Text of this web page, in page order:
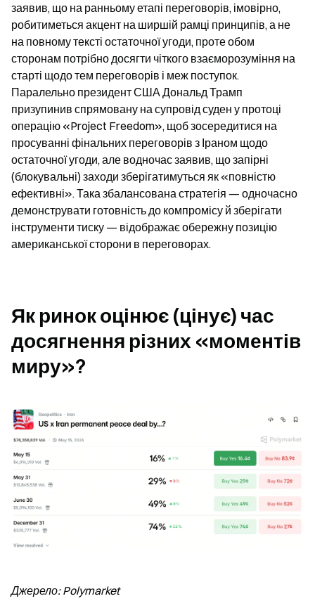
заявив, що на ранньому етапі переговорів, імовірно,
робитиметься акцент на ширшій рамці принципів, а не
на повному тексті остаточної угоди, проте обом
сторонам потрібно досягти чіткого взаєморозуміння на
старті щодо тем переговорів і меж поступок.
Паралельно президент США Дональд Трамп
призупинив спрямовану на супровід суден у протоці
операцію «Project Freedom», щоб зосередитися на
просуванні фінальних переговорів з Іраном щодо
остаточної угоди, але водночас заявив, що запірні
(блокувальні) заходи зберігатимуться як «повністю
ефективні». Така збалансована стратегія — одночасно
демонструвати готовність до компромісу й зберігати
інструменти тиску — відображає обережну позицію
американської сторони в переговорах.
Як ринок оцінює (цінує) час
досягнення різних «моментів
миру»?
Джерело: Polymarket